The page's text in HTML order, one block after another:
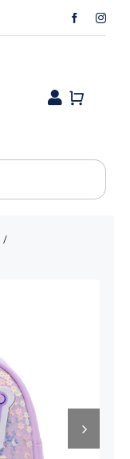
